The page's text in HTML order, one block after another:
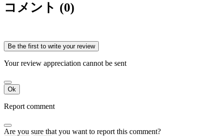
コメント (0)
Be the first to write your review
Your review appreciation cannot be sent
Ok
Report comment
Are you sure that you want to report this comment?